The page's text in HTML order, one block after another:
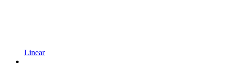
Linear